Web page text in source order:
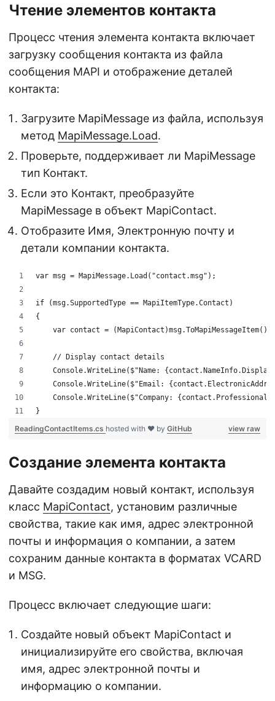
Чтение элементов контакта
Процесс чтения элемента контакта включает
загрузку сообщения контакта из файла
сообщения MAPI и отображение деталей
контакта:
Загрузите MapiMessage из файла, используя
метод MapiMessage.Load.
Проверьте, поддерживает ли MapiMessage
тип Контакт.
Если это Контакт, преобразуйте
MapiMessage в объект MapiContact.
Отобразите Имя, Электронную почту и
детали компании контакта.
var msg = MapiMessage.Load("contact.msg");
if (msg.SupportedType == MapiItemType.Contact)
{
    var contact = (MapiContact)msg.ToMapiMessageItem();
    // Display contact details
Console.WriteLine($"Name:
Console.WriteLine($"Email:
Console.WriteLine($"Company:
}
view raw
ReadingContactItems.cs hosted with ❤ by GitHub
Создание элемента контакта
Давайте создадим новый контакт, используя
класс MapiContact, установим различные
свойства, такие как имя, адрес электронной
почты и информация о компании, а затем
сохраним данные контакта в форматах VCARD
и MSG.
Процесс включает следующие шаги:
Создайте новый объект MapiContact и
инициализируйте его свойства, включая
имя, адрес электронной почты и
информацию о компании.